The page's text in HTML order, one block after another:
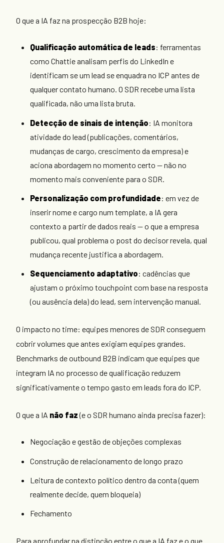
O que a IA faz na prospecção B2B hoje:
Qualificação automática de leads: ferramentas
como Chattie analisam perfis do LinkedIn e
identificam se um lead se enquadra no ICP antes de
qualquer contato humano. O SDR recebe uma lista
qualificada, não uma lista bruta.
Detecção de sinais de intenção: IA monitora
atividade do lead (publicações, comentários,
mudanças de cargo, crescimento da empresa) e
aciona abordagem no momento certo — não no
momento mais conveniente para o SDR.
Personalização com profundidade: em vez de
inserir nome e cargo num template, a IA gera
contexto a partir de dados reais — o que a empresa
publicou, qual problema o post do decisor revela, qual
mudança recente justifica a abordagem.
Sequenciamento adaptativo: cadências que
ajustam o próximo touchpoint com base na resposta
(ou ausência dela) do lead, sem intervenção manual.
O impacto no time: equipes menores de SDR conseguem
cobrir volumes que antes exigiam equipes grandes.
Benchmarks de outbound B2B indicam que equipes que
integram IA no processo de qualificação reduzem
significativamente o tempo gasto em leads fora do ICP.
O que a IA não faz(e o SDR humano ainda precisa fazer):
Negociação e gestão de objeções complexas
Construção de relacionamento de longo prazo
Leitura de contexto político dentro da conta (quem
realmente decide, quem bloqueia)
Fechamento
Para aprofundar na distinção entre o que a IA faz e o que